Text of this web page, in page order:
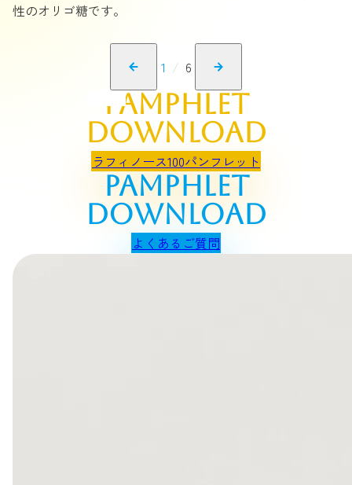
性のオリゴ糖です。
1 / 6
pamphlet
download
ラフィノース100パンフレット
pamphlet
download
よくあるご質問